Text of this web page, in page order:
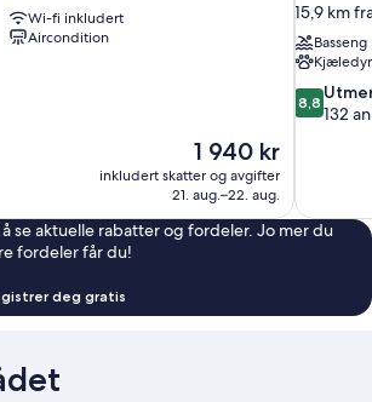
Wi-fi inkludert
Aircondition
Prisen
er
1 940 kr
1 940 kr
inkludert skatter og avgifter
21. aug.–22. aug.
15,9 km
Basseng
8.8
av
8,8
132
se aktuelle rabatter og fordeler. Jo mer du
fordeler får du!
deg gratis